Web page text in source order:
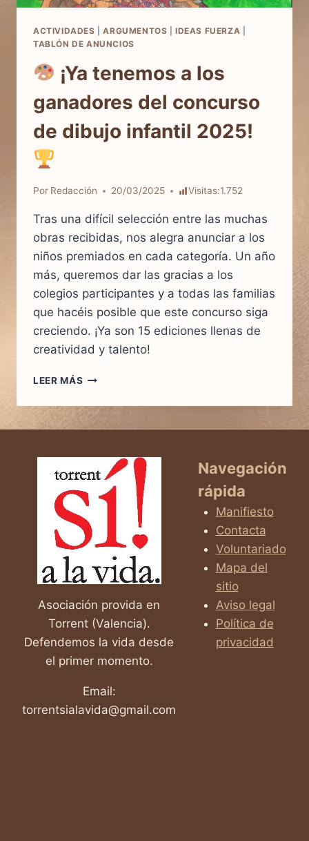
ACTIVIDADES |ARGUMENTOS |IDEAS FUERZA
TABLÓN DE ANUNCIOS
¡Ya tenemos a los
ganadores del concurso
de dibujo infantil 2025!
Por Redacción 20/03/2025 Visitas:1.752
Tras una difícil selección entre las muchas
obras recibidas, nos alegra anunciar a los
niños premiados en cada categoría. Un año
más, queremos dar las gracias a los
colegios participantes y a todas las familias
que hacéis posible que este concurso siga
creciendo. ¡Ya son 15 ediciones llenas de
creatividad y talento!
LEER MÁS
TENEMOS
CONCURSO
DE
DIBUJO
INFANTIL
2025!
Asociación provida en
Torrent (Valencia).
Defendemos la vida desde
el primer momento.
Email:
torrentsialavida@gmail.com
Navegación
rápida
Manifiesto
Contacta
Voluntariado
Mapa del
sitio
Aviso legal
Política de
privacidad